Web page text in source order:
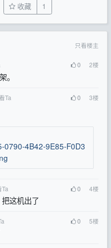
收藏 1
只看楼主
0 2楼
。
Ta 0 3楼
Ta 0 4楼
这机出了
0 5楼